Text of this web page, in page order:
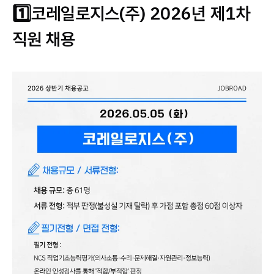
1️⃣코레일로지스(주) 2026년 제1차
직원 채용